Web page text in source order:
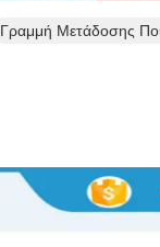
Γραμμή Μετάδοσης